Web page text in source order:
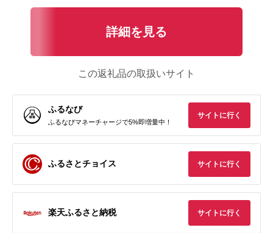
詳細を見る
この返礼品の取扱いサイト
ふるなび
ふるなびマネーチャージで5%即増量中！
サイトに行く
ふるさとチョイス サイトに行く
楽天ふるさと納税 サイトに行く